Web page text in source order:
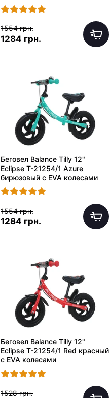
1554 грн.
1284 грн.
Беговел Balance Tilly 12"
Eclipse T-21254/1 Azure
бирюзовый с EVA колесами
1554 грн.
1284 грн.
Беговел Balance Tilly 12"
Eclipse T-21254/1 Red красный
с EVA колесами
1528 грн.